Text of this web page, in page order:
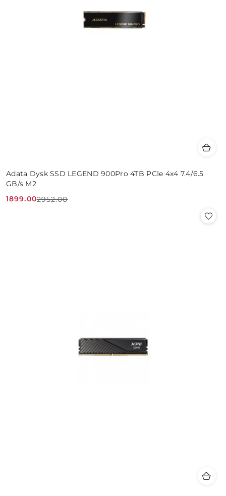
Adata Dysk SSD LEGEND 900Pro 4TB PCIe 4x4 7.4/6.5
GB/s M2
Cena
1899.00
Cena
2952.00